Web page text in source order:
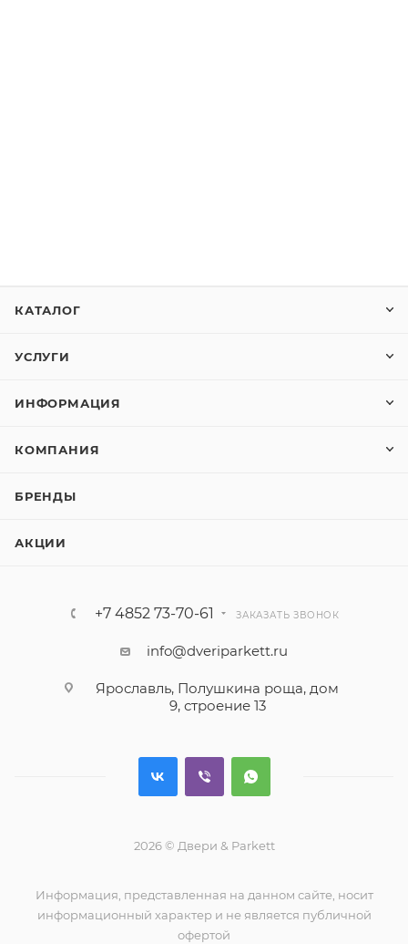
КАТАЛОГ
УСЛУГИ
ИНФОРМАЦИЯ
КОМПАНИЯ
БРЕНДЫ
АКЦИИ
+7 4852 73-70-61 ЗАКАЗАТЬ ЗВОНОК
info@dveriparkett.ru
Ярославль, Полушкина роща, дом
9, строение 13
2026 © Двери & Parkett
Информация, представленная на данном сайте, носит
информационный характер и не является публичной
офертой